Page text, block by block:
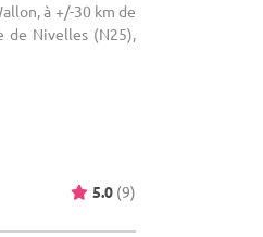
à +/-30 km de
de Nivelles (N25),
5.0 (9)